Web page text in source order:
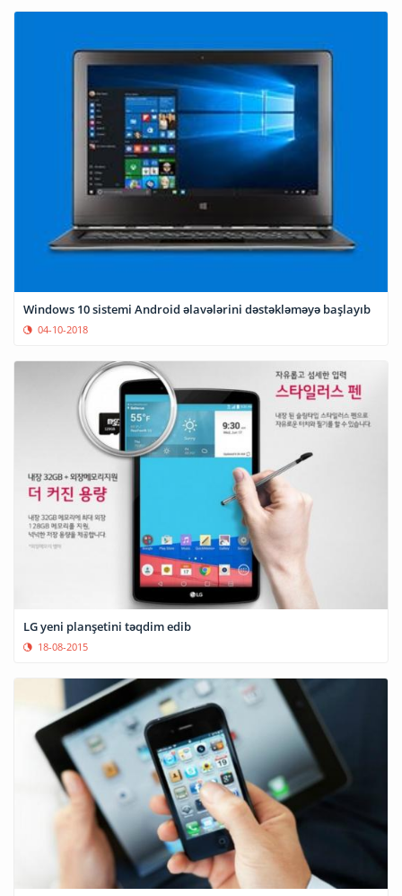
Windows 10 sistemi Android əlavələrini dəstəkləməyə başlayıb
04-10-2018
LG yeni planşetini təqdim edib
18-08-2015